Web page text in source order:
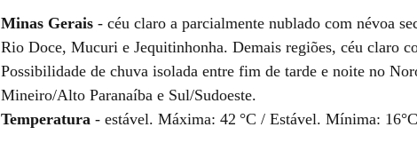
Minas Gerais - céu claro a parcialmente nublado com névoa
Rio Doce, Mucuri e Jequitinhonha. Demais regiões, céu claro
Possibilidade de chuva isolada entre fim de tarde e noite no
Mineiro/Alto Paranaíba e Sul/Sudoeste.
Temperatura - estável. Máxima: 42 °C / Estável. Mínima: